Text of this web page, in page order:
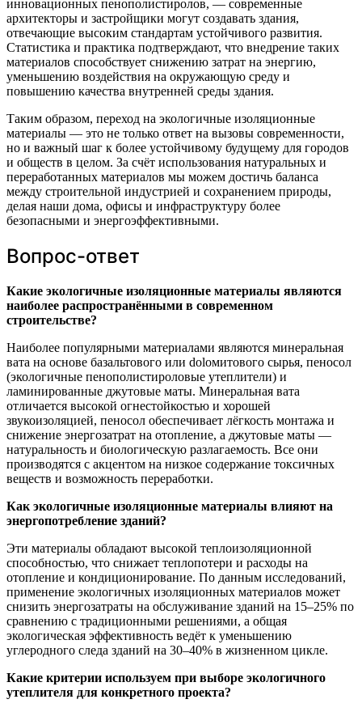
инновационных пенополистиролов, — современные
архитекторы и застройщики могут создавать здания,
отвечающие высоким стандартам устойчивого развития.
Статистика и практика подтверждают, что внедрение таких
материалов способствует снижению затрат на энергию,
уменьшению воздействия на окружающую среду и
повышению качества внутренней среды здания.
Таким образом, переход на экологичные изоляционные
материалы — это не только ответ на вызовы современности,
но и важный шаг к более устойчивому будущему для городов
и обществ в целом. За счёт использования натуральных и
переработанных материалов мы можем достичь баланса
между строительной индустрией и сохранением природы,
делая наши дома, офисы и инфраструктуру более
безопасными и энергоэффективными.
Вопрос-ответ
Какие экологичные изоляционные материалы являются
наиболее распространёнными в современном
строительстве?
Наиболее популярными материалами являются минеральная
вата на основе базальтового или dolомитового сырья, пеносол
(экологичные пенополистироловые утеплители) и
ламинированные джутовые маты. Минеральная вата
отличается высокой огнестойкостью и хорошей
звукоизоляцией, пеносол обеспечивает лёгкость монтажа и
снижение энергозатрат на отопление, а джутовые маты —
натуральность и биологическую разлагаемость. Все они
производятся с акцентом на низкое содержание токсичных
веществ и возможность переработки.
Как экологичные изоляционные материалы влияют на
энергопотребление зданий?
Эти материалы обладают высокой теплоизоляционной
способностью, что снижает теплопотери и расходы на
отопление и кондиционирование. По данным исследований,
применение экологичных изоляционных материалов может
снизить энергозатраты на обслуживание зданий на 15–25% по
сравнению с традиционными решениями, а общая
экологическая эффективность ведёт к уменьшению
углеродного следа зданий на 30–40% в жизненном цикле.
Какие критерии используем при выборе экологичного
утеплителя для конкретного проекта?